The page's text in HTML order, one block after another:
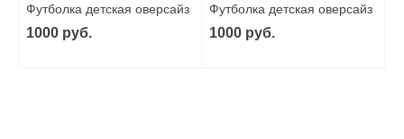
Футболка детская оверсайз
из хлопка
1000 руб.
Футболка детская оверсайз
из хлопка
1000 руб.